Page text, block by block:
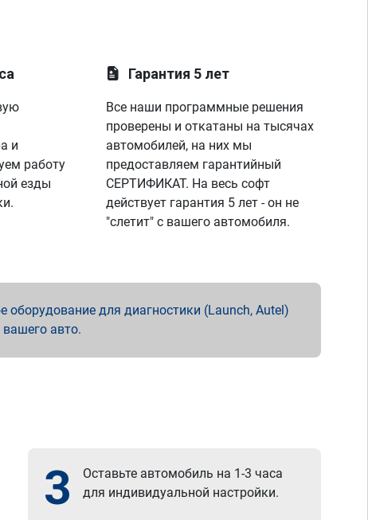
и
работу
езды
Гарантия 5 лет
Все наши программные решения
проверены и откатаны на тысячах
автомобилей, на них мы
предоставляем гарантийный
СЕРТИФИКАТ. На весь софт
действует гарантия 5 лет - он не
"слетит" с вашего автомобиля.
для диагностики (Launch, Autel)
вашего авто.
3
Оставьте автомобиль на 1-3 часа
для индивидуальной настройки.